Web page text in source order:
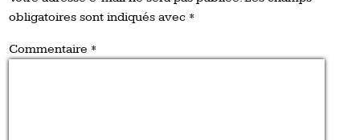
obligatoires sont indiqués avec *
Commentaire *